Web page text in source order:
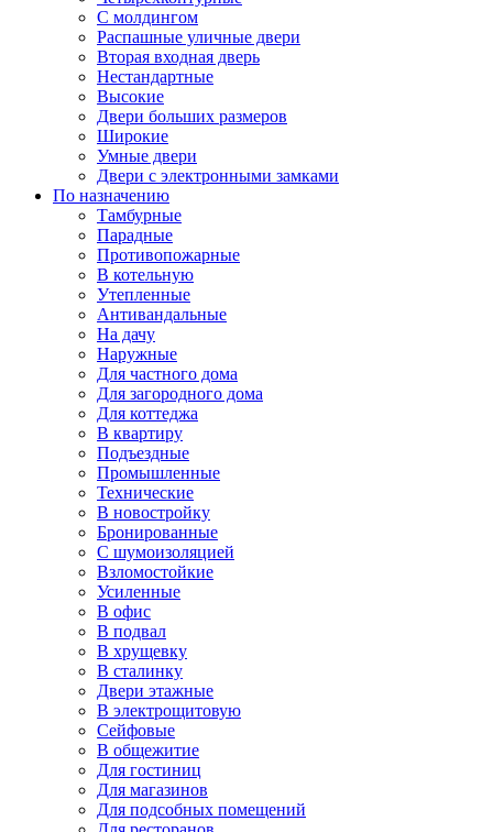
С молдингом
Распашные уличные двери
Вторая входная дверь
Нестандартные
Высокие
Двери больших размеров
Широкие
Умные двери
Двери с электронными замками
По назначению
Тамбурные
Парадные
Противопожарные
В котельную
Утепленные
Антивандальные
На дачу
Наружные
Для частного дома
Для загородного дома
Для коттеджа
В квартиру
Подъездные
Промышленные
Технические
В новостройку
Бронированные
С шумоизоляцией
Взломостойкие
Усиленные
В офис
В подвал
В хрущевку
В сталинку
Двери этажные
В электрощитовую
Сейфовые
В общежитие
Для гостиниц
Для магазинов
Для подсобных помещений